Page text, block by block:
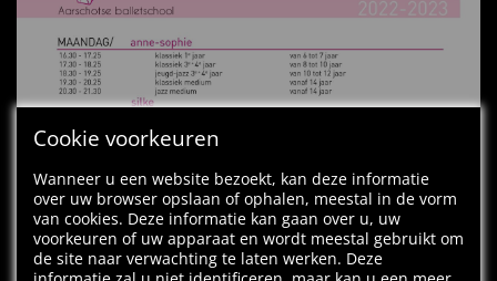
Cookie voorkeuren
Wanneer u een website bezoekt, kan deze informatie
over uw browser opslaan of ophalen, meestal in de vorm
van cookies. Deze informatie kan gaan over u, uw
voorkeuren of uw apparaat en wordt meestal gebruikt om
de site naar verwachting te laten werken. Deze